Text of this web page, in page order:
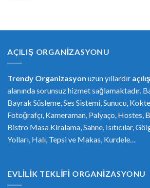
AÇILIŞ ORGANIZASYONU
Trendy Organizasyon uzun yıllardır
alanında sorunsuz hizmet sağlamaktadır.
Bayrak Süsleme, Ses Sistemi, Sunucu,
Fotoğrafçı, Kameraman, Palyaço, Hostes,
Bistro Masa Kiralama, Sahne, Isıtıcılar,
Yolları, Halı, Tepsi ve Makas, Kurdele…
EVLILIK TEKLIFI ORGANIZASYONU